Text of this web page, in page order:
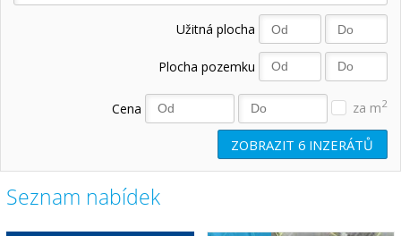
Užitná plocha
Plocha pozemku
Cena za m2
ZOBRAZIT6 INZERÁTŮ
Seznam nabídek